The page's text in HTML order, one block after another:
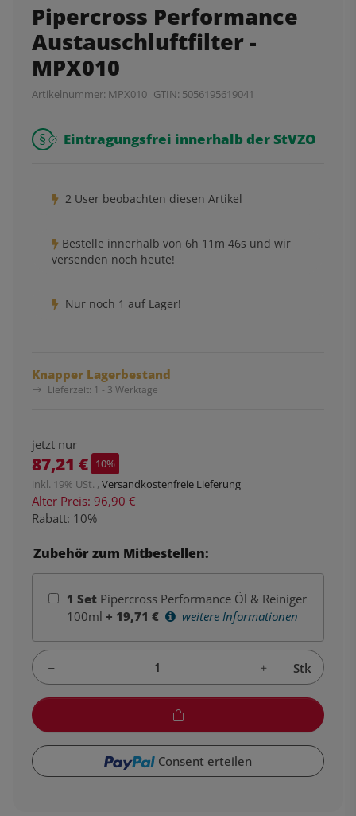
Pipercross Performance
Austauschluftfilter -
MPX010
Artikelnummer: MPX010 GTIN: 5056195619041
Eintragungsfrei innerhalb der StVZO
2 User beobachten diesen Artikel
Bestelle innerhalb von 6h 11m 45s und wir
versenden noch heute!
Nur noch 1 auf Lager!
Knapper Lagerbestand
Lieferzeit: 1 - 3 Werktage
jetzt nur
87,21 € 10%
inkl. 19% USt. , Versandkostenfreie Lieferung
Alter Preis: 96,90 €
Rabatt: 10%
Zubehör zum Mitbestellen:
1 Set Pipercross Performance Öl & Reiniger
100ml + 19,71 € weitere Informationen
Stk
Consent erteilen